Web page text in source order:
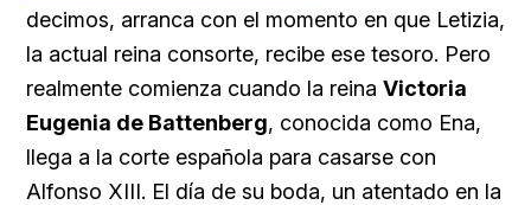
decimos, arranca con el momento en que Letizia,
la actual reina consorte, recibe ese tesoro. Pero
realmente comienza cuando la reina Victoria
Eugenia de Battenberg, conocida como Ena,
llega a la corte española para casarse con
Alfonso XIII. El día de su boda, un atentado en la